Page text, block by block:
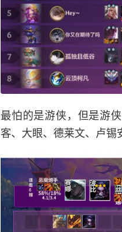
最怕的是游侠，但是游
客、大眼、德莱文、卢锡